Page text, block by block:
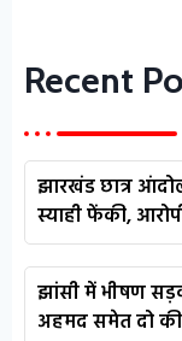
Recent
झारखंड छात्र
स्याही फेंकी,
झांसी में भीषण
अहमद समेत दो की